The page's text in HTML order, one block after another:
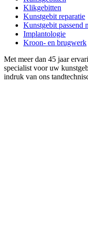
Klikgebitten
Kunstgebit reparatie
Kunstgebit passend
Implantologie
Kroon- en brugwerk
Met meer dan 45 jaar
specialist voor uw
indruk van ons